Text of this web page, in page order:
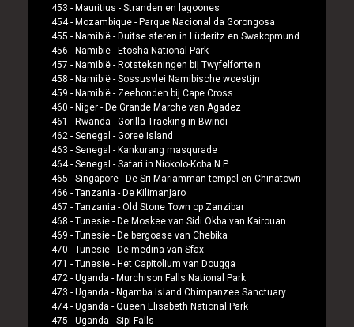
453 - Mauritius - Stranden en lagoones
454 - Mozambique - Parque Nacional da Gorongosa
455 - Namibië - Duitse sferen in Lüderitz en Swakopmund
456 - Namibië - Etosha National Park
457 - Namibië - Rotstekeningen bij Twyfelfontein
458 - Namibië - Sossusvlei Namibische woestijn
459 - Namibië - Zeehonden bij Cape Cross
460 - Niger - De Grande Marche van Agadez
461 - Rwanda - Gorilla Tracking in Bwindi
462 - Senegal - Goree Island
463 - Senegal - Kankurang masqurade
464 - Senegal - Safari in Niokolo-Koba N.P.
465 - Singapore - De Sri Mariamman-tempel en Chinatown
466 - Tanzania - De Kilimanjaro
467 - Tanzania - Old Stone Town op Zanzibar
468 - Tunesie - De Moskee van Sidi Okba van Kairouan
469 - Tunesie - De bergoase van Chebika
470 - Tunesie - De medina van Sfax
471 - Tunesie - Het Capitolium van Dougga
472 - Uganda - Murchison Falls National Park
473 - Uganda - Ngamba Island Chimpanzee Sanctuary
474 - Uganda - Queen Elisabeth National Park
475 - Uganda - Sipi Falls